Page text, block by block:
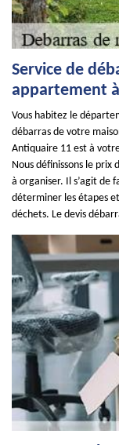
Service de
appartement à
Vous habitez le
débarras de votre
Antiquaire 11 est à
Nous définissons le prix
à organiser. Il s’agit de
déterminer les étapes
déchets. Le devis